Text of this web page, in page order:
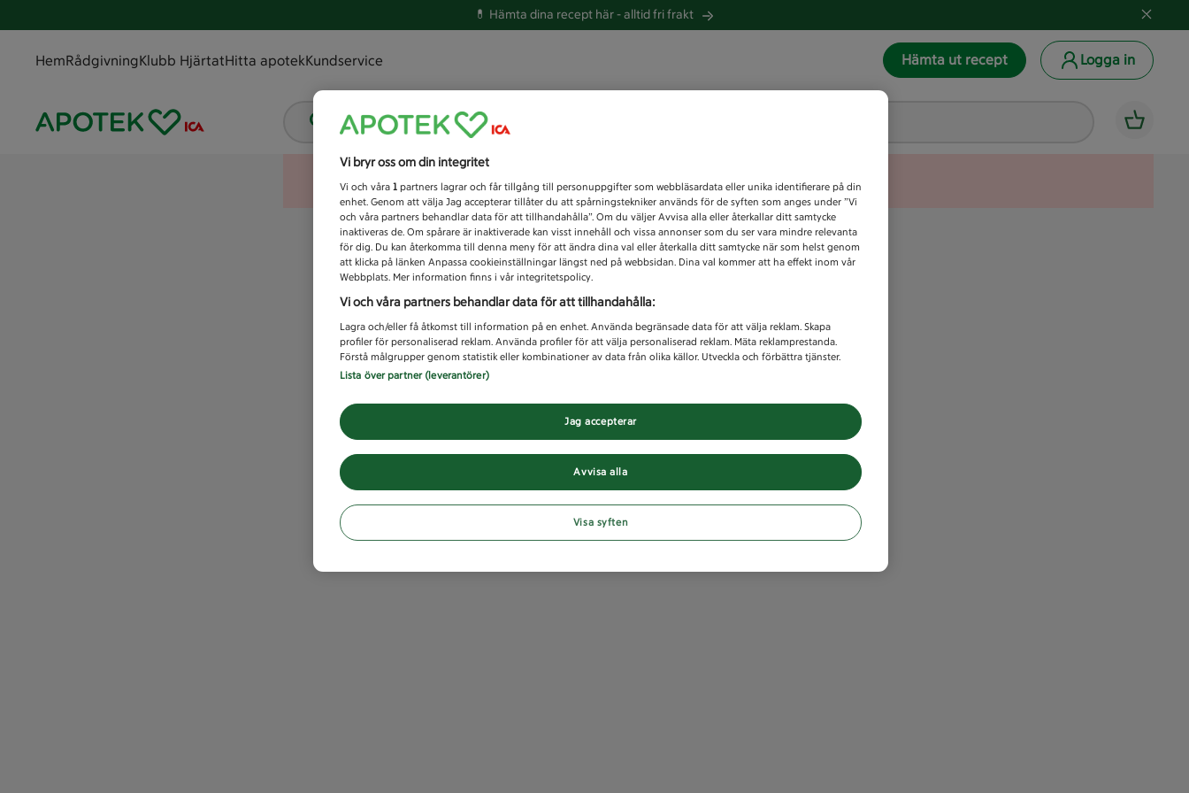
💊 Hämta dina recept här -alltid fri frakt
HemRådgivningKlubb HjärtatHitta apotekKundservice Hämta ut recept Logga in
Vad letar du efter idag?
Unknown error
Vi bryr oss om din integritet
Vi och våra 1 partners lagrar och får tillgång till personuppgifter som webbläsardata eller unika identifierare på din
enhet. Genom att välja Jag accepterar tillåter du att spårningstekniker används för de syften som anges under ”Vi
och våra partners behandlar data för att tillhandahålla”. Om du väljer Avvisa alla eller återkallar ditt samtycke
inaktiveras de. Om spårare är inaktiverade kan visst innehåll och vissa annonser som du ser vara mindre relevanta
för dig. Du kan återkomma till denna meny för att ändra dina val eller återkalla ditt samtycke när som helst genom
att klicka på länken Anpassa cookieinställningar längst ned på webbsidan. Dina val kommer att ha effekt inom vår
Webbplats. Mer information finns i vår integritetspolicy.
Vi och våra partners behandlar data för att tillhandahålla:
Lagra och/eller få åtkomst till information på en enhet. Använda begränsade data för att välja reklam. Skapa
profiler för personaliserad reklam. Använda profiler för att välja personaliserad reklam. Mäta reklamprestanda.
Förstå målgrupper genom statistik eller kombinationer av data från olika källor. Utveckla och förbättra tjänster.
Lista över partner (leverantörer)
Avvisa alla
Jag accepterar
Visa syften